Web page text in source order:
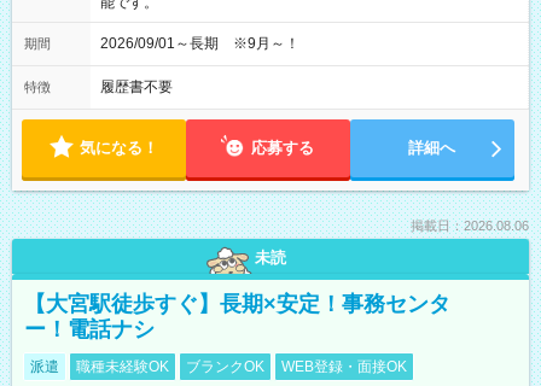
期間 2026/09/01～長期 ※9月～！
特徴 履歴書不要
気になる！ 応募する 詳細へ
掲載日：2026.08.06
未読
【大宮駅徒歩すぐ】長期×安定！事務センタ
ー！電話ナシ
派遣 職種未経験OK ブランクOK WEB登録・面接OK